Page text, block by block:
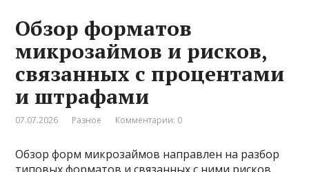
Обзор форматов
микрозаймов и рисков,
связанных с процентами
и штрафами
07.07.2026 Разное Комментарии: 0
Обзор форм микрозаймов направлен на разбор